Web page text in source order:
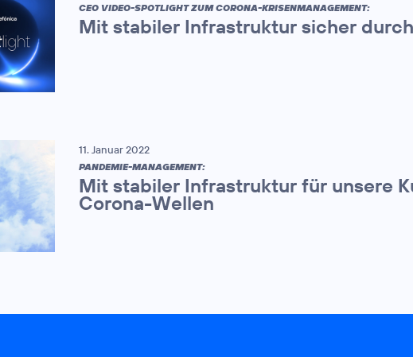
CEO VIDEO-SPOTLIGHT ZUM CORONA-KRISENMANAGEMENT:
Mit stabiler Infrastruktur sicher
11. Januar 2022
PANDEMIE-MANAGEMENT:
Mit stabiler Infrastruktur für unsere
Corona-Wellen